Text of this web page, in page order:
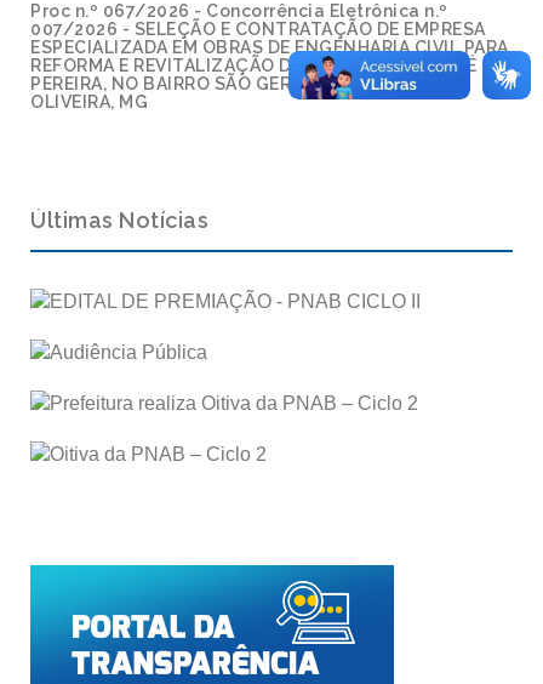
Proc n.º 067/2026 - Concorrência Eletrônica n.º
007/2026 - SELEÇÃO E CONTRATAÇÃO DE EMPRESA
ESPECIALIZADA EM OBRAS DE ENGENHARIA CIVIL PARA
REFORMA E REVITALIZAÇÃO DA PRAÇA PADRE JOSÉ
PEREIRA, NO BAIRRO SÃO GERALDO, SENHORA DE
OLIVEIRA, MG
Últimas Notícias